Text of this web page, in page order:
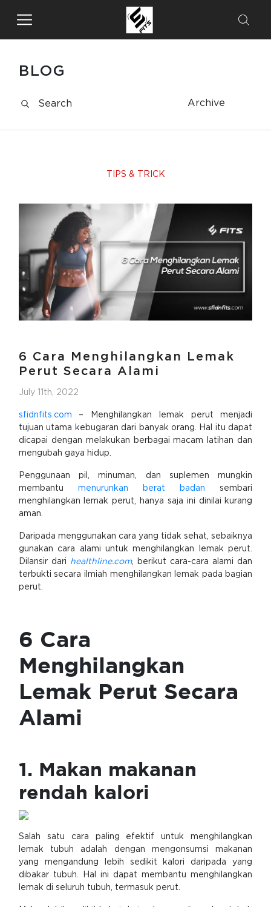
BLOG
Archive
TIPS & TRICK
6 Cara Menghilangkan Lemak
Perut Secara Alami
July 11th, 2022
sfidnfits.com – Menghilangkan lemak perut menjadi
tujuan utama kebugaran dari banyak orang. Hal itu dapat
dicapai dengan melakukan berbagai macam latihan dan
mengubah gaya hidup.
Penggunaan pil, minuman, dan suplemen mungkin
membantu menurunkan berat badan sembari
menghilangkan lemak perut, hanya saja ini dinilai kurang
aman.
Daripada menggunakan cara yang tidak sehat, sebaiknya
gunakan cara alami untuk menghilangkan lemak perut.
Dilansir dari healthline.com, berikut cara-cara alami dan
terbukti secara ilmiah menghilangkan lemak pada bagian
perut.
6 Cara
Menghilangkan
Lemak Perut Secara
Alami
1. Makan makanan
rendah kalori
Salah satu cara paling efektif untuk menghilangkan
lemak tubuh adalah dengan mengonsumsi makanan
yang mengandung lebih sedikit kalori daripada yang
dibakar tubuh. Hal ini dapat membantu menghilangkan
lemak di seluruh tubuh, termasuk perut.